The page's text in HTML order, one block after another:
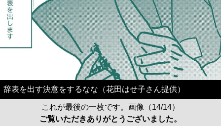
辞表を出す決意をするなな（花田はせ子さん提供）
これが最後の一枚です。画像（14/14）
ご覧いただきありがとうございました。